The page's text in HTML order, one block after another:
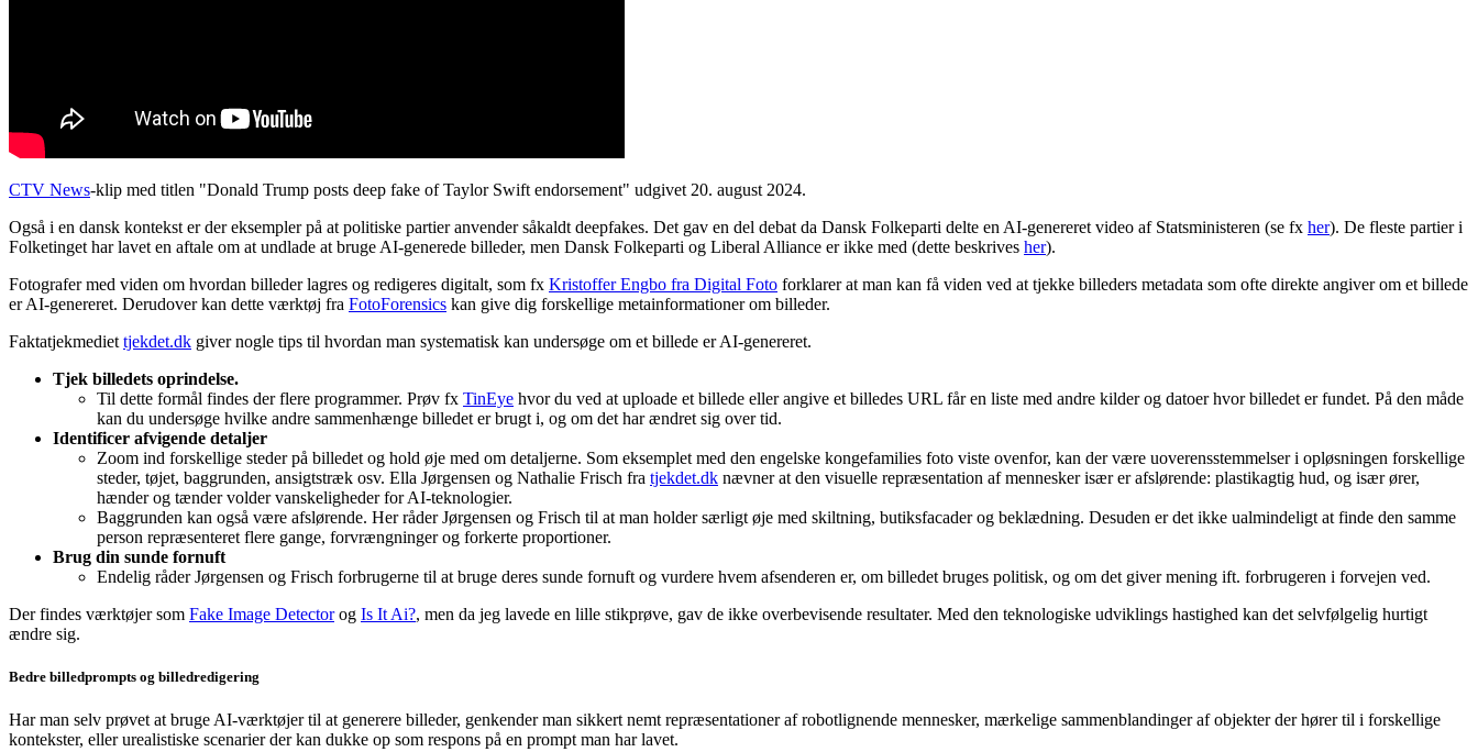
CTV News-klip med titlen "Donald Trump posts deep fake of Taylor Swift endorsement" udgivet 20. august 2024.
Også i en dansk kontekst er der eksempler på at politiske partier anvender såkaldt deepfakes. Det gav en del debat da Dansk Folkeparti delte en AI-genereret video af Statsministeren (se fx her). De fleste partier i
Folketinget har lavet en aftale om at undlade at bruge AI-generede billeder, men Dansk Folkeparti og Liberal Alliance er ikke med (dette beskrives her).
Fotografer med viden om hvordan billeder lagres og redigeres digitalt, som fx Kristoffer Engbo fra Digital Foto forklarer at man kan få viden ved at tjekke billeders metadata som ofte direkte angiver om et billede
er AI-genereret. Derudover kan dette værktøj fra FotoForensics kan give dig forskellige metainformationer om billeder.
Faktatjekmediet tjekdet.dk giver nogle tips til hvordan man systematisk kan undersøge om et billede er AI-genereret.
Tjek billedets oprindelse.
Til dette formål findes der flere programmer. Prøv fx TinEye hvor du ved at uploade et billede eller angive et billedes URL får en liste med andre kilder og datoer hvor billedet er fundet. På den måde
kan du undersøge hvilke andre sammenhænge billedet er brugt i, og om det har ændret sig over tid.
Identificer afvigende detaljer
Zoom ind forskellige steder på billedet og hold øje med om detaljerne. Som eksemplet med den engelske kongefamilies foto viste ovenfor, kan der være uoverensstemmelser i opløsningen forskellige
steder, tøjet, baggrunden, ansigtstræk osv. Ella Jørgensen og Nathalie Frisch fra tjekdet.dk nævner at den visuelle repræsentation af mennesker især er afslørende: plastikagtig hud, og især ører,
hænder og tænder volder vanskeligheder for AI-teknologier.
Baggrunden kan også være afslørende. Her råder Jørgensen og Frisch til at man holder særligt øje med skiltning, butiksfacader og beklædning. Desuden er det ikke ualmindeligt at finde den samme
person repræsenteret flere gange, forvrængninger og forkerte proportioner.
Brug din sunde fornuft
Endelig råder Jørgensen og Frisch forbrugerne til at bruge deres sunde fornuft og vurdere hvem afsenderen er, om billedet bruges politisk, og om det giver mening ift. forbrugeren i forvejen ved.
Der findes værktøjer som Fake Image Detectorog Is It Ai?, men da jeg lavede en lille stikprøve, gav de ikke overbevisende resultater. Med den teknologiske udviklings hastighed kan det selvfølgelig hurtigt
ændre sig.
Bedre billedprompts og billedredigering
Har man selv prøvet at bruge AI-værktøjer til at generere billeder, genkender man sikkert nemt repræsentationer af robotlignende mennesker, mærkelige sammenblandinger af objekter der hører til i forskellige
kontekster, eller urealistiske scenarier der kan dukke op som respons på en prompt man har lavet.